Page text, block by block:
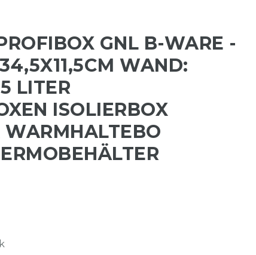
GNL B-WARE -
WAND:
LITER
ISOLIERBOX
WARMHALTEBO